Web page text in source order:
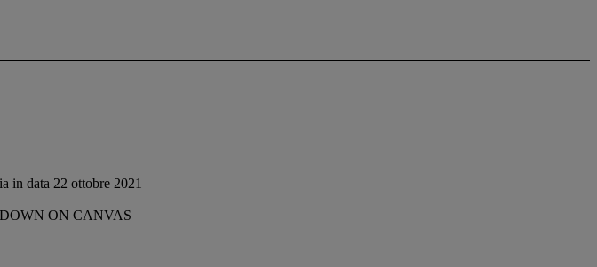
in data 22 ottobre 2021
ON CANVAS